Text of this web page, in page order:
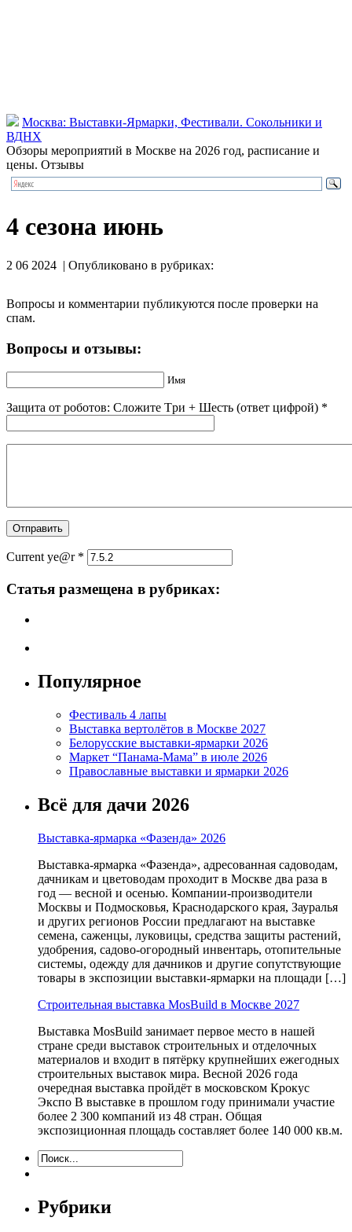
Москва: Выставки-Ярмарки, Фестивали. Сокольники и
ВДНХ
Обзоры мероприятий в Москве на 2026 год, расписание и
цены. Отзывы
4 сезона июнь
2 06 2024 | Опубликовано в рубриках:
Вопросы и комментарии публикуются после проверки на
спам.
Вопросы и отзывы:
Имя
Защита от роботов: Сложите Тpи + Шecть (ответ цифрой) *
Current ye@r *
Статья размещена в рубриках:
Популярное
Фестиваль 4 лапы
Выставка вертолётов в Москве 2027
Белорусские выставки-ярмарки 2026
Маркет “Панама-Мама” в июле 2026
Православные выставки и ярмарки 2026
Всё для дачи 2026
Выставка-ярмарка «Фазенда» 2026
Выставка-ярмарка «Фазенда», адресованная садоводам,
дачникам и цветоводам проходит в Москве два раза в
год — весной и осенью. Компании-производители
Москвы и Подмосковья, Краснодарского края, Зауралья
и других регионов России предлагают на выставке
семена, саженцы, луковицы, средства защиты растений,
удобрения, садово-огородный инвентарь, отопительные
системы, одежду для дачников и другие сопутствующие
товары в экспозиции выставки-ярмарки на площади […]
Строительная выставка MosBuild в Москве 2027
Выставка MosBuild занимает первое место в нашей
стране среди выставок строительных и отделочных
материалов и входит в пятёрку крупнейших ежегодных
строительных выставок мира. Весной 2026 года
очередная выставка пройдёт в московском Крокус
Экспо В выставке в прошлом году принимали участие
более 2 300 компаний из 48 стран. Общая
экспозиционная площадь составляет более 140 000 кв.м.
Рубрики